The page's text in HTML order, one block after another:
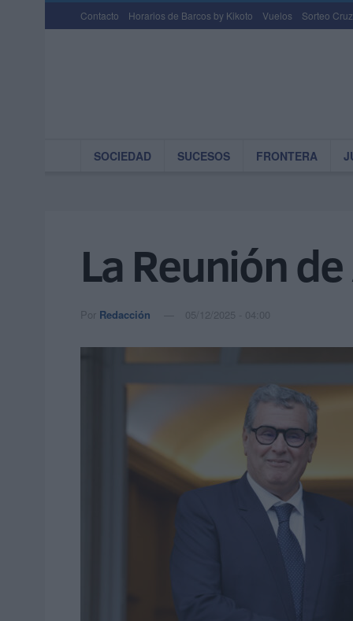
Contacto Horarios de Barcos by Kikoto Vuelos Sorteo
SOCIEDAD SUCESOS FRONTERA
La Reunión
Por Redacción 05/12/2025 - 04:00